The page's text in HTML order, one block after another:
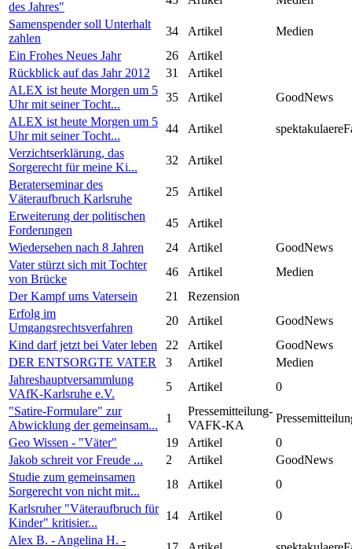
des Jahres"
Samenspender soll Unterhalt
zahlen
34 Artikel
Medien
Ein Frohes Neues Jahr
26
Artikel
Rückblick auf das Jahr 2012
31
Artikel
ALEX ist heute Morgen um 5
Uhr mit seiner Tocht...
35 Artikel
GoodNews
ALEX ist heute Morgen um 5
Uhr mit seiner Tocht...
44 Artikel
Verzichtserklärung, das
Sorgerecht für meine Ki...
32
Artikel
Beraterseminar des
Väteraufbruch Karlsruhe
25
Artikel
Erweiterung der politischen
Forderungen
45
Artikel
Wiedersehen nach 8 Jahren
24 Artikel
GoodNews
Vater stürzt sich mit Tochter
von Brücke
46 Artikel
Medien
Der Kampf ums Vatersein
21
Rezension
Erfolg im
Umgangsrechtsverfahren
20 Artikel
GoodNews
Kind darf jetzt bei Vater leben
22 Artikel
GoodNews
DER ENTSORGTE VATER
3 Artikel
Medien
Jahreshauptversammlung
VAfK-Karlsruhe e.V.
5 Artikel
0
"Satire-Formulare" zur
Abwicklung der gemeinsam...
1
Pressemitteilung-
VAFK-KA
Geo Wissen - "Väter"
19 Artikel
0
Jakob schreit vor Freude ...
2 Artikel
GoodNews
Studie zum gemeinsamen
Sorgerecht von nicht mit...
18 Artikel
0
Karlsruher "Väteraufbruch für
Kinder" kritisier...
14 Artikel
0
Alex B. - Angelina H. -